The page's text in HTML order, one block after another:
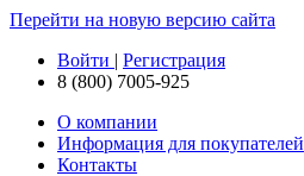
Перейти на новую версию сайта
Войти | Регистрация
8 (800) 7005-925
О компании
Информация для покупателей
Контакты